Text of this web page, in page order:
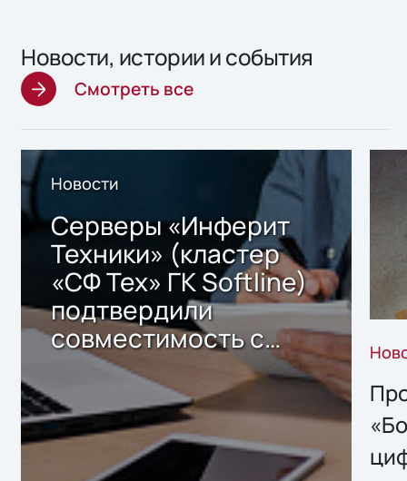
Новости, истории и события
Смотреть все
Новости
Серверы «Инферит
Техники» (кластер
«СФ Тех» ГК Softline)
подтвердили
совместимость с
решением Sharx
Storage 2.x для
хранения данных